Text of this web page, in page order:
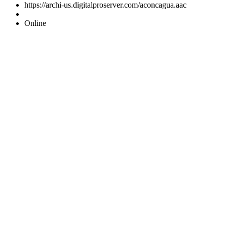
https://archi-us.digitalproserver.com/aconcagua.aac
Online